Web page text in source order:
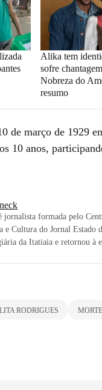
Alika tem
sofre
Nobreza do
resumo
de março de 1929
10 anos,
jornalista formada pelo
e Cultura do Jornal Estado
da Itatiaia e retornou à
RODRIGUES MORTE